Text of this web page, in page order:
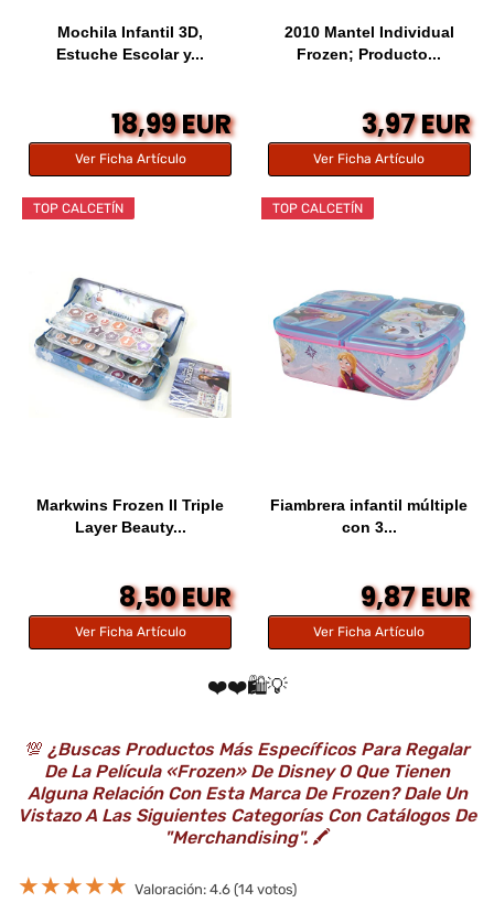
Mochila Infantil 3D,
Estuche Escolar y...
18,99 EUR
Ver Ficha Artículo
2010 Mantel Individual
Frozen; Producto...
3,97 EUR
Ver Ficha Artículo
TOP CALCETÍN
Markwins Frozen II Triple
Layer Beauty...
8,50 EUR
Ver Ficha Artículo
TOP CALCETÍN
Fiambrera infantil múltiple
con 3...
9,87 EUR
Ver Ficha Artículo
❤️❤️🛍️💡
💯 ¿Buscas Productos Más Específicos Para Regalar
De La Película «Frozen» De Disney O Que Tienen
Alguna Relación Con Esta Marca De Frozen? Dale Un
Vistazo A Las Siguientes Categorías Con Catálogos De
"Merchandising".🖍️
★★★★★ Valoración: 4.6 (14 votos)